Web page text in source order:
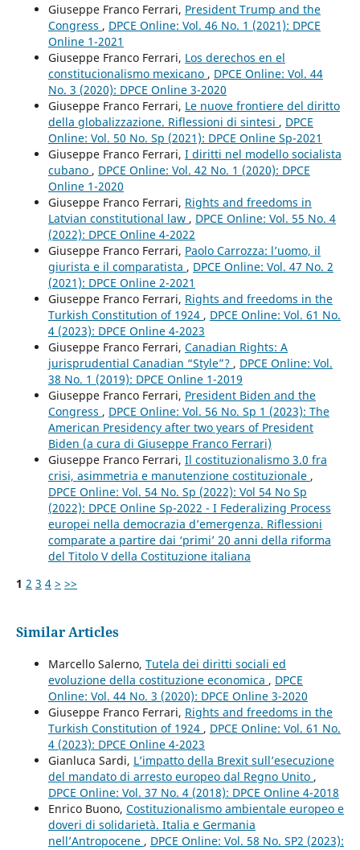
Giuseppe Franco Ferrari, President Trump and the
Congress , DPCE Online: Vol. 46 No. 1 (2021): DPCE
Online 1-2021
Giuseppe Franco Ferrari, Los derechos en el
constitucionalismo mexicano , DPCE Online: Vol. 44
No. 3 (2020): DPCE Online 3-2020
Giuseppe Franco Ferrari, Le nuove frontiere del diritto
della globalizzazione. Riflessioni di sintesi , DPCE
Online: Vol. 50 No. Sp (2021): DPCE Online Sp-2021
Giuseppe Franco Ferrari, I diritti nel modello socialista
cubano , DPCE Online: Vol. 42 No. 1 (2020): DPCE
Online 1-2020
Giuseppe Franco Ferrari, Rights and freedoms in
Latvian constitutional law , DPCE Online: Vol. 55 No. 4
(2022): DPCE Online 4-2022
Giuseppe Franco Ferrari, Paolo Carrozza: l’uomo, il
giurista e il comparatista , DPCE Online: Vol. 47 No. 2
(2021): DPCE Online 2-2021
Giuseppe Franco Ferrari, Rights and freedoms in the
Turkish Constitution of 1924 , DPCE Online: Vol. 61 No.
4 (2023): DPCE Online 4-2023
Giuseppe Franco Ferrari, Canadian Rights: A
jurisprudential Canadian “Style”? , DPCE Online: Vol.
38 No. 1 (2019): DPCE Online 1-2019
Giuseppe Franco Ferrari, President Biden and the
Congress , DPCE Online: Vol. 56 No. Sp 1 (2023): The
American Presidency after two years of President
Biden (a cura di Giuseppe Franco Ferrari)
Giuseppe Franco Ferrari, Il costituzionalismo 3.0 fra
crisi, asimmetria e manutenzione costituzionale ,
DPCE Online: Vol. 54 No. Sp (2022): Vol 54 No Sp
(2022): DPCE Online Sp-2022 - I Federalizing Process
europei nella democrazia d’emergenza. Riflessioni
comparate a partire dai ‘primi’ 20 anni della riforma
del Titolo V della Costituzione italiana
1 2 3 4 > >>
Similar Articles
Marcello Salerno, Tutela dei diritti sociali ed
evoluzione della costituzione economica , DPCE
Online: Vol. 44 No. 3 (2020): DPCE Online 3-2020
Giuseppe Franco Ferrari, Rights and freedoms in the
Turkish Constitution of 1924 , DPCE Online: Vol. 61 No.
4 (2023): DPCE Online 4-2023
Gianluca Sardi, L’impatto della Brexit sull’esecuzione
del mandato di arresto europeo dal Regno Unito ,
DPCE Online: Vol. 37 No. 4 (2018): DPCE Online 4-2018
Enrico Buono, Costituzionalismo ambientale europeo e
doveri di solidarietà. Italia e Germania
nell’Antropocene , DPCE Online: Vol. 58 No. SP2 (2023):